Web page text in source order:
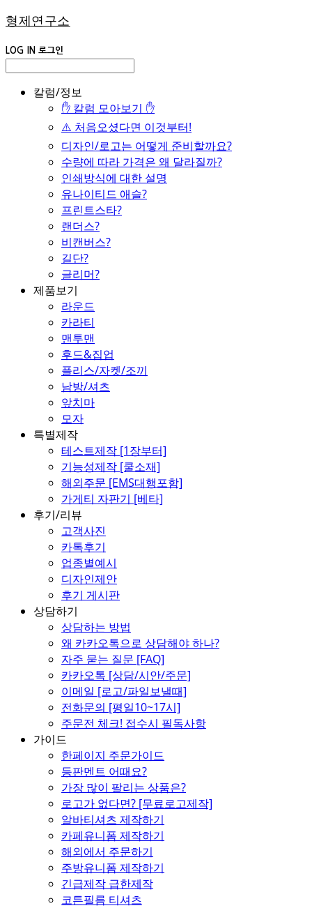
형제연구소
LOG IN 로그인
칼럼/정보
✋ 칼럼 모아보기 ✋
⚠️ 처음오셨다면 이것부터!
디자인/로고는 어떻게 준비할까요?
수량에 따라 가격은 왜 달라질까?
인쇄방식에 대한 설명
유나이티드 애슬?
프린트스타?
랜더스?
비캔버스?
길단?
글리머?
제품보기
라운드
카라티
맨투맨
후드&집업
플리스/자켓/조끼
남방/셔츠
앞치마
모자
특별제작
테스트제작 [1장부터]
기능성제작 [쿨소재]
해외주문 [EMS대행포함]
가게티 자판기 [베타]
후기/리뷰
고객사진
카톡후기
업종별예시
디자인제안
후기 게시판
상담하기
상담하는 방법
왜 카카오톡으로 상담해야 하나?
자주 묻는 질문 [FAQ]
카카오톡 [상담/시안/주문]
이메일 [로고/파일보낼때]
전화문의 [평일10~17시]
주문전 체크! 접수시 필독사항
가이드
한페이지 주문가이드
등판멘트 어때요?
가장 많이 팔리는 상품은?
로고가 없다면? [무료로고제작]
알바티셔츠 제작하기
카페유니폼 제작하기
해외에서 주문하기
주방유니폼 제작하기
긴급제작 급한제작
코튼필름 티셔츠